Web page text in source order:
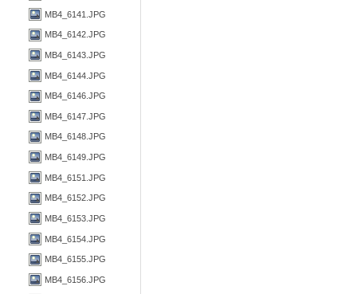
MB4_6141.JPG
MB4_6142.JPG
MB4_6143.JPG
MB4_6144.JPG
MB4_6146.JPG
MB4_6147.JPG
MB4_6148.JPG
MB4_6149.JPG
MB4_6151.JPG
MB4_6152.JPG
MB4_6153.JPG
MB4_6154.JPG
MB4_6155.JPG
MB4_6156.JPG